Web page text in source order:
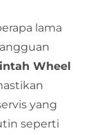
lama
Wheel
yang
seperti